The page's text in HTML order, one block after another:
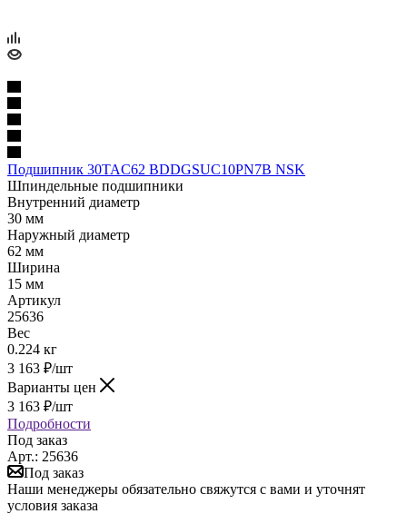
Подшипник 30TAC62 BDDGSUC10PN7B NSK
Шпиндельные подшипники
Внутренний диаметр
30 мм
Наружный диаметр
62 мм
Ширина
15 мм
Артикул
25636
Вес
0.224 кг
3 163 ₽/шт
Варианты цен
3 163 ₽/шт
Подробности
Под заказ
Арт.: 25636
Под заказ
Наши менеджеры обязательно свяжутся с вами и уточнят
условия заказа